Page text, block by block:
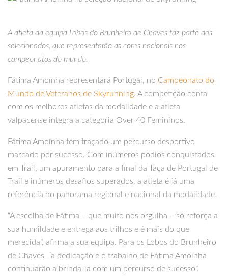
A atleta da equipa Lobos do Brunheiro de Chaves faz parte dos
selecionados, que representarão as cores nacionais nos
campeonatos do mundo.
Fátima Amoínha representará Portugal, no Campeonato do
Mundo de Veteranos de Skyrunning. A competição conta
com os melhores atletas da modalidade e a atleta
valpacense integra a categoria Over 40 Femininos.
Fátima Amoínha tem traçado um percurso desportivo
marcado por sucesso. Com inúmeros pódios conquistados
em Trail, um apuramento para a final da Taça de Portugal de
Trail e inúmeros desafios superados, a atleta é já uma
referência no panorama regional e nacional da modalidade.
“A escolha de Fátima – que muito nos orgulha – só reforça a
sua humildade e entrega aos trilhos e é mais do que
merecida”, afirma a sua equipa. Para os Lobos do Brunheiro
de Chaves, “a dedicação e o trabalho de Fátima Amoínha
continuarão a brinda-la com um percurso de sucesso”.